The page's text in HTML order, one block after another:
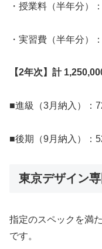
・授業料（半年分）
・実習費（半年分）
【2年次】計
■進級（3月納入）：
■後期（9月納入）：
東京デザイン
指定のスペックを満
です。